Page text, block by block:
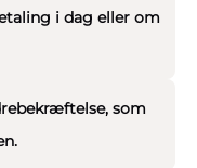
i dag eller om
som